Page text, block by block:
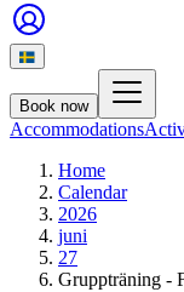
Book now
Accommodations
Home
Calendar
2026
juni
27
Gruppträning -